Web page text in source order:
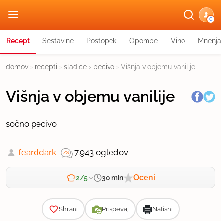
G
Recept Sestavine Postopek Opombe Vino Mnenja
domov › recepti › sladice › pecivo › Višnja v objemu vanilije
Višnja v objemu vanilije
sočno pecivo
fearddark 7.943 ogledov
2/5 30 min Oceni
Shrani Prispevaj Natisni